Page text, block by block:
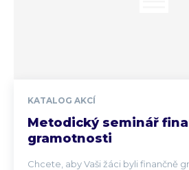
KATALOG AKCÍ
Metodický seminář
gramotnosti
Chcete, aby Vaši žáci byli finančně